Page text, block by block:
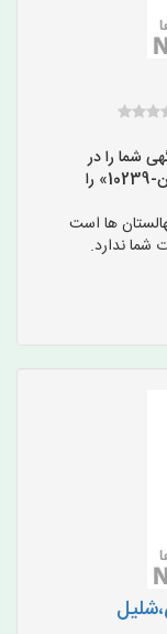
شما را در
سایت «نهال فروشی» دیده ام و کد «نهالستان-10239» را
ها است
شما ندارد.